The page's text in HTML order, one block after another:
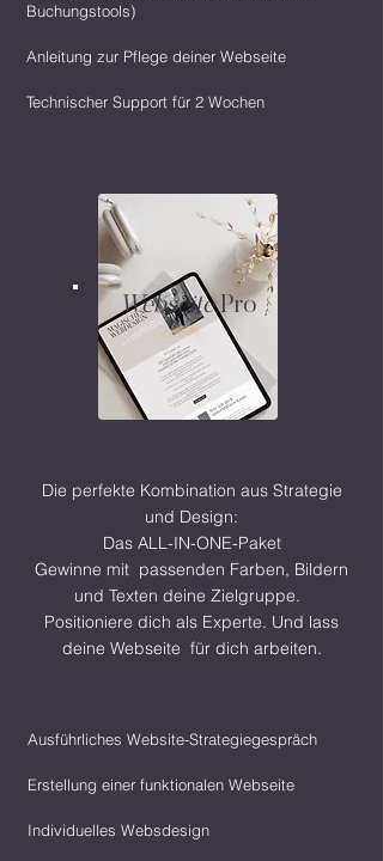
Buchungstools)
Anleitung zur Pflege deiner Webseite
Technischer Support für 2 Wochen
WebseitePro
Die perfekte Kombination aus Strategie
und Design:
Das ALL-IN-ONE-Paket
Gewinne mit passenden Farben, Bildern
und Texten deine Zielgruppe.
Positioniere dich als Experte. Und lass
deine Webseite für dich arbeiten.
Ausführliches Website-Strategiegespräch
Erstellung einer funktionalen Webseite
Individuelles Websdesign